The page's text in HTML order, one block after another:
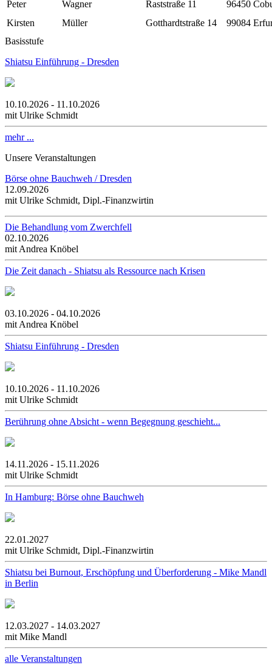
Peter Wagner Raststraße 11 96450
Kirsten
Müller Gotthardtstraße 14 99084
Basisstufe
Shiatsu Einführung - Dresden
10.10.2026 - 11.10.2026
mit Ulrike Schmidt
mehr ...
Unsere Veranstaltungen
Börse ohne Bauchweh / Dresden
12.09.2026
mit Ulrike Schmidt, Dipl.-Finanzwirtin
Die Behandlung vom Zwerchfell
02.10.2026
mit Andrea Knöbel
Die Zeit danach - Shiatsu als Ressource nach Krisen
03.10.2026 - 04.10.2026
mit Andrea Knöbel
Shiatsu Einführung - Dresden
10.10.2026 - 11.10.2026
mit Ulrike Schmidt
Berührung ohne Absicht - wenn Begegnung geschieht...
14.11.2026 - 15.11.2026
mit Ulrike Schmidt
In Hamburg: Börse ohne Bauchweh
22.01.2027
mit Ulrike Schmidt, Dipl.-Finanzwirtin
Shiatsu bei Burnout, Erschöpfung und Überforderung - Mike Mandl
in Berlin
12.03.2027 - 14.03.2027
mit Mike Mandl
alle Veranstaltungen